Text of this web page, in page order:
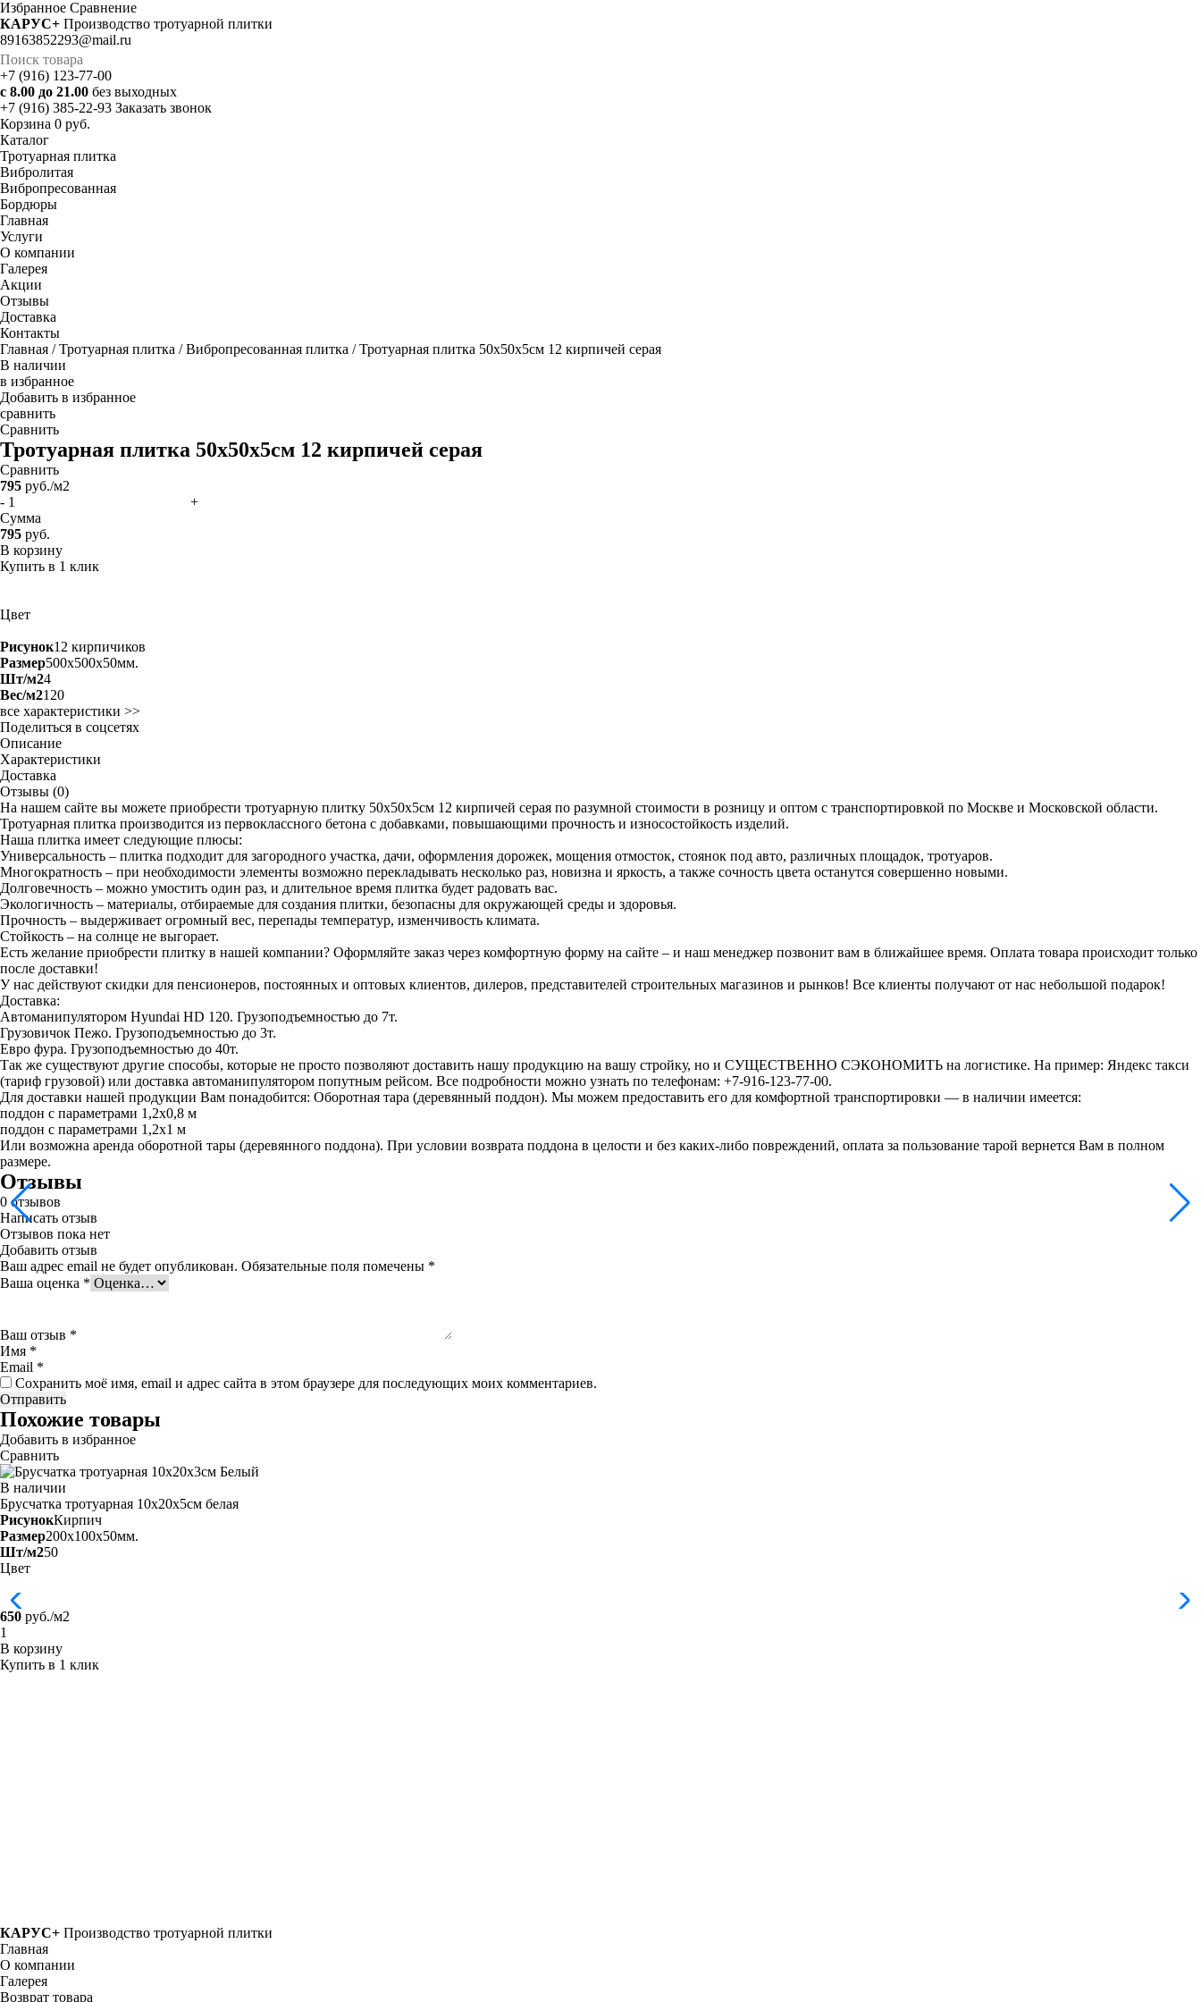
Избранное Cравнение
КАРУС+ Производство тротуарной плитки
89163852293@mail.ru
+7 (916) 123-77-00
с 8.00 до 21.00 без выходных
+7 (916) 385-22-93 Заказать звонок
Корзина 0 руб.
Каталог
Тротуарная плитка
Вибролитая
Вибропресованная
Бордюры
Главная
Услуги
О компании
Галерея
Акции
Отзывы
Доставка
Контакты
Главная /Тротуарная плитка /Вибропресованная плитка / Тротуарная плитка 50х50х5см 12 кирпичей серая
В наличии
в избранное
Добавить в избранное
сравнить
Сравнить
Тротуарная плитка 50х50х5см 12 кирпичей серая
Сравнить
795 руб./м2
-
+
Сумма
795 руб.
В корзину
Купить в 1 клик
Цвет
Рисунок12 кирпичиков
Размер500x500x50мм.
Шт/м24
Вес/м2120
все характеристики >>
Поделиться в соцсетях
Описание
Характеристики
Доставка
Отзывы (0)
На нашем сайте вы можете приобрести тротуарную плитку 50х50х5см 12 кирпичей серая по разумной стоимости в розницу и оптом с транспортировкой по Москве и Московской области.
Тротуарная плитка производится из первоклассного бетона с добавками, повышающими прочность и износостойкость изделий.
Наша плитка имеет следующие плюсы:
Универсальность – плитка подходит для загородного участка, дачи, оформления дорожек, мощения отмосток, стоянок под авто, различных площадок, тротуаров.
Многократность – при необходимости элементы возможно перекладывать несколько раз, новизна и яркость, а также сочность цвета останутся совершенно новыми.
Долговечность – можно умостить один раз, и длительное время плитка будет радовать вас.
Экологичность – материалы, отбираемые для создания плитки, безопасны для окружающей среды и здоровья.
Прочность – выдерживает огромный вес, перепады температур, изменчивость климата.
Стойкость – на солнце не выгорает.
Есть желание приобрести плитку в нашей компании? Оформляйте заказ через комфортную форму на сайте – и наш менеджер позвонит вам в ближайшее время. Оплата товара происходит только
после доставки!
У нас действуют скидки для пенсионеров, постоянных и оптовых клиентов, дилеров, представителей строительных магазинов и рынков! Все клиенты получают от нас небольшой подарок!
Доставка:
Автоманипулятором Hyundai HD 120. Грузоподъемностью до 7т.
Грузовичок Пежо. Грузоподъемностью до 3т.
Евро фура. Грузоподъемностью до 40т.
Так же существуют другие способы, которые не просто позволяют доставить нашу продукцию на вашу стройку, но и СУЩЕСТВЕННО СЭКОНОМИТЬ на логистике. На пример: Яндекс такси
(тариф грузовой) или доставка автоманипулятором попутным рейсом. Все подробности можно узнать по телефонам: +7-916-123-77-00.
Для доставки нашей продукции Вам понадобится: Оборотная тара (деревянный поддон). Мы можем предоставить его для комфортной транспортировки — в наличии имеется:
поддон с параметрами 1,2х0,8 м
поддон с параметрами 1,2х1 м
Или возможна аренда оборотной тары (деревянного поддона). При условии возврата поддона в целости и без каких-либо повреждений, оплата за пользование тарой вернется Вам в полном
размере.
Отзывы
0 отзывов
Написать отзыв
Отзывов пока нет
Добавить отзыв
Ваш адрес email не будет опубликован. Обязательные поля помечены *
Ваша оценка *
Ваш отзыв *
Имя *
Email *
Сохранить моё имя, email и адрес сайта в этом браузере для последующих моих комментариев.
Похожие товары
Добавить в избранное
Сравнить
В наличии
Брусчатка тротуарная 10х20х5см белая
РисунокКирпич
Размер200x100x50мм.
Шт/м250
Цвет
650 руб./м2
В корзину
Купить в 1 клик
КАРУС+ Производство тротуарной плитки
Главная
О компании
Галерея
Возврат товара